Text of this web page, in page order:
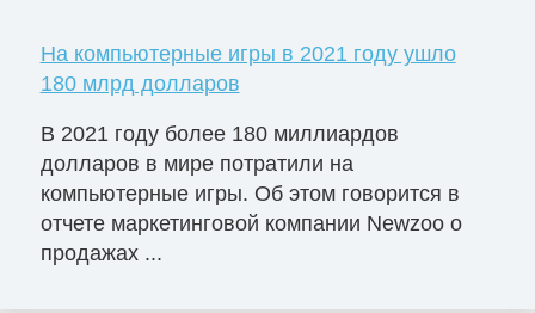
На компьютерные игры в 2021 году ушло
180 млрд долларов
В 2021 году более 180 миллиардов
долларов в мире потратили на
компьютерные игры. Об этом говорится в
отчете маркетинговой компании Newzoo о
продажах ...